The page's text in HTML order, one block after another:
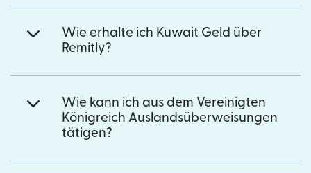
Wie erhalte ich Kuwait Geld über
Remitly?
Wie kann ich aus dem Vereinigten
Königreich Auslandsüberweisungen
tätigen?